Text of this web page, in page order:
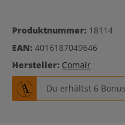
Produktnummer: 18114
EAN: 4016187049646
Hersteller: Comair
Du erhältst 6